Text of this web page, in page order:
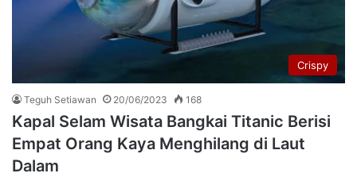
Crispy
Teguh Setiawan 20/06/2023 168
Kapal Selam Wisata Bangkai Titanic Berisi
Empat Orang Kaya Menghilang di Laut
Dalam